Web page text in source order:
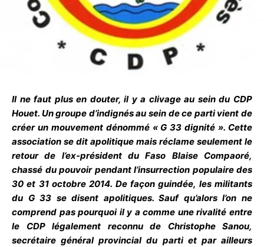
Il ne faut plus en douter, il y a clivage au sein du CDP
Houet. Un groupe d’indignés au sein de ce parti vient de
créer un mouvement dénommé « G 33 dignité ». Cette
association se dit apolitique mais réclame seulement le
retour de l’ex-président du Faso Blaise Compaoré,
chassé du pouvoir pendant l’insurrection populaire des
30 et 31 octobre 2014. De façon guindée, les militants
du G 33 se disent apolitiques. Sauf qu’alors l’on ne
comprend pas pourquoi il y a comme une rivalité entre
le CDP légalement reconnu de Christophe Sanou,
secrétaire général provincial du parti et par ailleurs